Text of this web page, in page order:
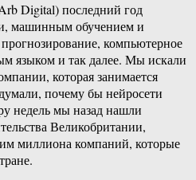
Digital) последний год
машинным обучением и
компьютерное
языком и так далее. Мы искали
которая занимается
почему бы нейросети
недель мы назад нашли
Великобритании,
миллиона компаний, которые